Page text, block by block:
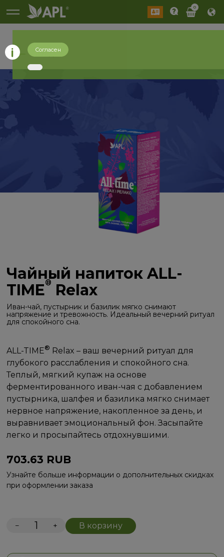
0
назад
Чайный напиток ALL-
TIME® Relax
Иван-чай, пустырник и базилик мягко снимают
напряжение и тревожность. Идеальный вечерний ритуал
для спокойного сна.
ALL-TIME® Relax – ваш вечерний ритуал для
глубокого расслабления и спокойного сна.
Теплый, мягкий купаж на основе
ферментированного иван-чая с добавлением
пустырника, шалфея и базилика мягко снимает
нервное напряжение, накопленное за день, и
выравнивает эмоциональный фон. Засыпайте
легко и просыпайтесь отдохнувшими.
703.63 RUB
Узнайте больше информации о дополнительных скидках
при оформлении заказа
− + В корзину
Согласен